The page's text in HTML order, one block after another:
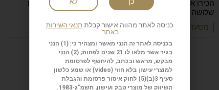
הכירו את Anne-Sophie Pic, השפית הצרפתייה היחידה עם
שלושה כוכבי מישלן, שמובילה את Restaurant Pic
| מסעדות שף וקולינריהכניסה לאתר מהווה אישור קבלת תנאי השירות
באתר.
בכניסה לאתר זה הנני מאשר ומצהיר כי: (1) הנני
בגיר אשר מלאו לו 21 שנים לפחות; (2) הנני
מבקש, מראש ובכתב, להיחשף לפרסומת
למוצרי עישון בלא חוזי (video) או שמע כלשון
סעיף 3(ב)(5) לחוק איסור פרסומת והגבלת
השיווק של מוצרי טבק ועישון, תשמ"ג-1983.